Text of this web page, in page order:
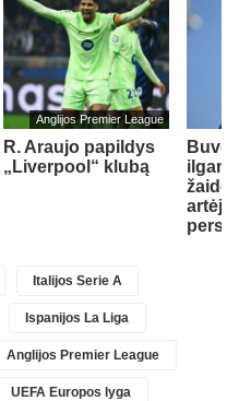
Anglijos Premier League
R. Araujo papildys
„Liverpool“ klubą
Buvęs
artėja
Italijos Serie A
Ispanijos La Liga
Anglijos Premier League
UEFA Europos lyga